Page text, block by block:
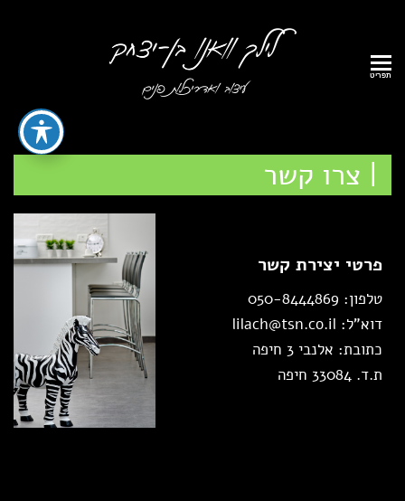
תפריט
| צרו קשר
פרטי יצירת קשר
טלפון: 050-8444869
דוא"ל: lilach@tsn.co.il
כתובת: אלנבי 3 חיפה
ת.ד. 33084 חיפה